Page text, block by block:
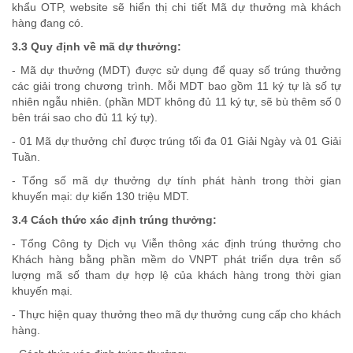
khẩu OTP, website sẽ hiển thị chi tiết Mã dự thưởng mà khách
hàng đang có.
3.3 Quy định về mã dự thưởng:
- Mã dự thưởng (MDT) được sử dụng để quay số trúng thưởng
các giải trong chương trình. Mỗi MDT bao gồm 11 ký tự là số tự
nhiên ngẫu nhiên. (phần MDT không đủ 11 ký tự, sẽ bù thêm số 0
bên trái sao cho đủ 11 ký tự).
- 01 Mã dự thưởng chỉ được trúng tối đa 01 Giải Ngày và 01 Giải
Tuần.
- Tổng số mã dự thưởng dự tính phát hành trong thời gian
khuyến mại: dự kiến 130 triệu MDT.
3.4 Cách thức xác định trúng thưởng:
- Tổng Công ty Dịch vụ Viễn thông xác định trúng thưởng cho
Khách hàng bằng phần mềm do VNPT phát triển dựa trên số
lượng mã số tham dự hợp lệ của khách hàng trong thời gian
khuyến mại.
- Thực hiện quay thưởng theo mã dự thưởng cung cấp cho khách
hàng.